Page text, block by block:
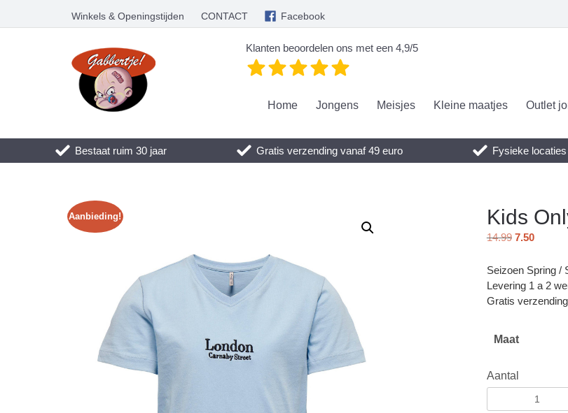
Winkels & Openingstijden CONTACT Facebook
Klanten beoordelen ons met een 4,9/5
Home Jongens Meisjes Kleine maatjes Outlet
Bestaat ruim 30 jaar Gratis verzending vanaf 49 euro Fysieke
Aanbieding! Kids
14.99 7.50
Seizoen Spring /
Levering 1 a 2
Gratis
Maat
Aantal